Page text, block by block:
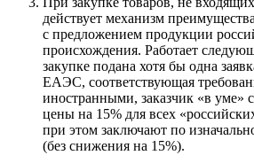
действует механизм
с предложением продукции
происхождения. Работает
закупке подана хотя бы одна
ЕАЭС, соответствующая
иностранными, заказчик «в уме»
цены на 15% для всех
при этом заключают по
(без снижения на 15%).